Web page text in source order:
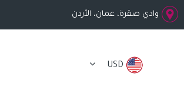
وادي صقرة، عمان، الأردن
USD